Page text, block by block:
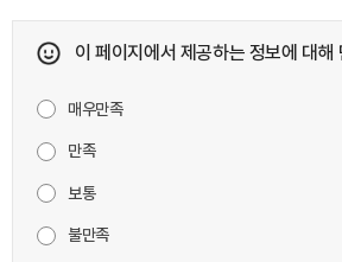
이 페이지에서 제공하는 정보에 대해
매우만족
만족
보통
불만족